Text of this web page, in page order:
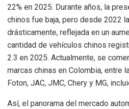
22% en 2025. Durante años, la
chinos fue baja, pero desde 2022
drásticamente, reflejada en un
cantidad de vehículos chinos
2.3 en 2025. Actualmente, se
marcas chinas en Colombia, entre
Foton, JAC, JMC, Chery y MG,
Así, el panorama del mercado